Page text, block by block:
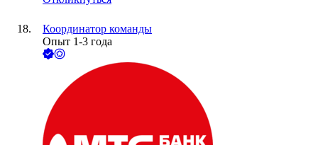
Координатор команды
Опыт 1-3 года